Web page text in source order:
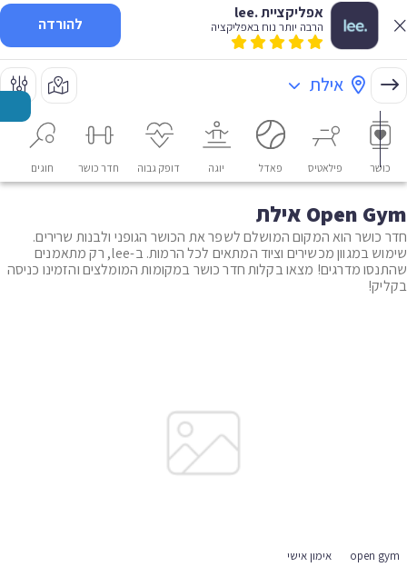
אפליקציית .lee
הרבה יותר נוח באפליקציה להורדה
אילת
כושר פילאטיס פאדל יוגה דופק גבוה חדר כושר חוגים
Open Gym אילת
חדר כושר הוא המקום המושלם לשפר את הכושר הגופני ולבנות שרירים.
שימוש במגוון מכשירים וציוד המתאים לכל הרמות. ב-lee, רק מתאמנים
שהתנסו מדרגים! מצאו בקלות חדר כושר במקומות המומלצים והזמינו כניסה
בקליק!
open gym אימון אישי